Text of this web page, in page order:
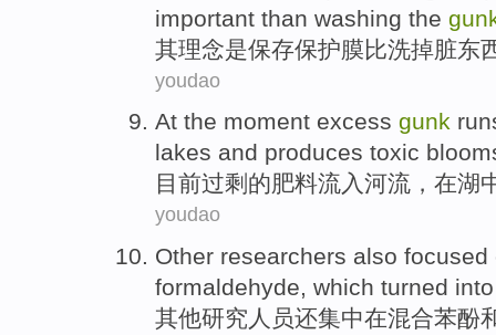
important than washing the
其理念是保存保护膜比洗掉脏东
youdao
At the moment excess gunk
lakes and produces toxic
目前过剩 的肥料流入河流 ， 在湖
youdao
Other researchers also focused
formaldehyde, which turned
其他研究人员还集中在混合苯酚